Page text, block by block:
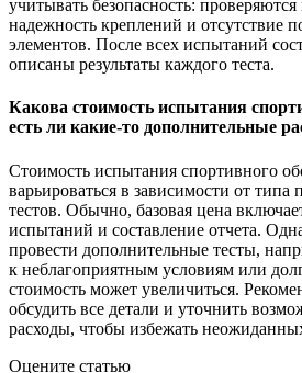
учитывать безопасность:
надежность креплений и отсутствие
элементов. После всех испытаний
описаны результаты каждого теста.
Какова стоимость испытания
есть ли какие-то дополнительные
Стоимость испытания спортивного
варьироваться в зависимости от типа
тестов. Обычно, базовая цена
испытаний и составление отчета.
провести дополнительные тесты,
к неблагоприятным условиям или
стоимость может увеличиться.
обсудить все детали и уточнить
расходы, чтобы избежать
Оцените статью